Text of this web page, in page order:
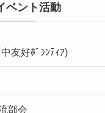
ベント活動
友好ﾎﾞﾗﾝﾃｨｱ)
部会